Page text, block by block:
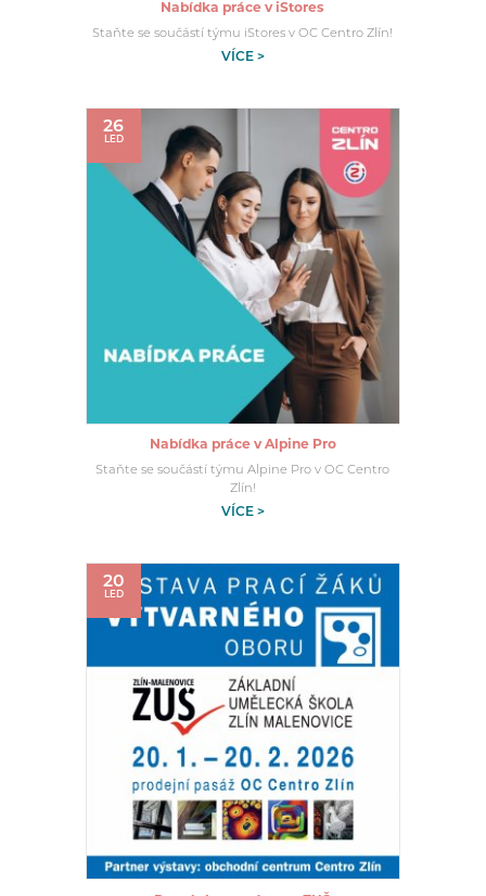
Nabídka práce v iStores
Staňte se součástí týmu iStores v OC Centro Zlín!
VÍCE >
26
LED
Nabídka práce v Alpine Pro
Staňte se součástí týmu Alpine Pro v OC Centro
Zlín!
VÍCE >
20
LED